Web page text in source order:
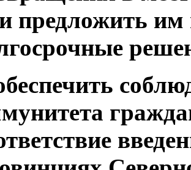
предложить